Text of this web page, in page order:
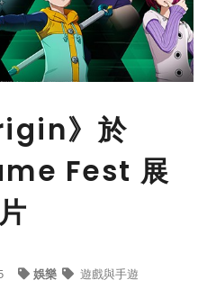
》於
Fest 展
娛樂 遊戲與手遊